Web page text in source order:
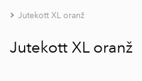
Jutekott XL oranž
Jutekott XL oranž